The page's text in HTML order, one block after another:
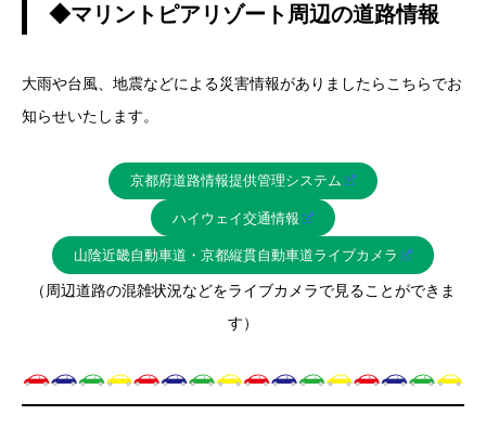
◆マリントピアリゾート周辺の道路情報
大雨や台風、地震などによる災害情報がありましたらこちらでお
知らせいたします。
京都府道路情報提供管理システム
ハイウェイ交通情報
山陰近畿自動車道・京都縦貫自動車道ライブカメラ
（周辺道路の混雑状況などをライブカメラで見ることができま
す）